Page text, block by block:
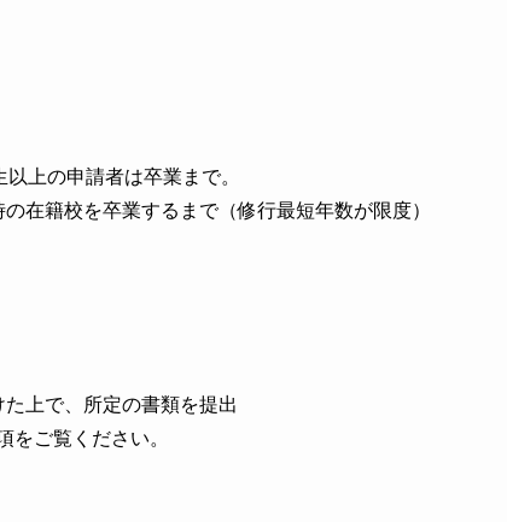
上の申請者は卒業まで。
在籍校を卒業するまで（修行最短年数が限度）
上で、所定の書類を提出
ご覧ください。